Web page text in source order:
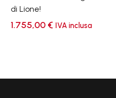
di Lione!
1.755,00 € IVA inclusa